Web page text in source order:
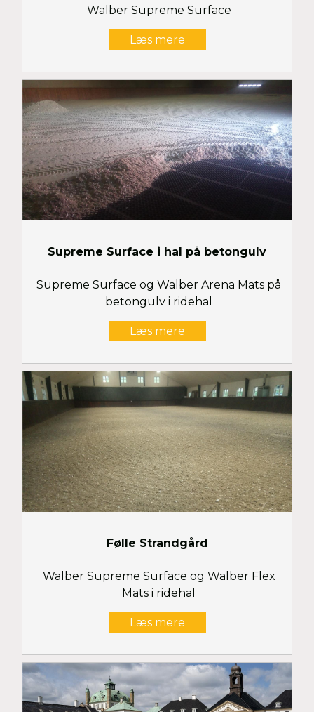
Walber Supreme Surface
Læs mere
Supreme Surface i hal på betongulv
Supreme Surface og Walber Arena Mats på
betongulv i ridehal
Læs mere
Følle Strandgård
Walber Supreme Surface og Walber Flex
Mats i ridehal
Læs mere